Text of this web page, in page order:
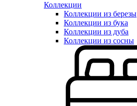
Коллекции
Коллекции из березы
Коллекции из бука
Коллекции из дуба
Коллекции из сосны